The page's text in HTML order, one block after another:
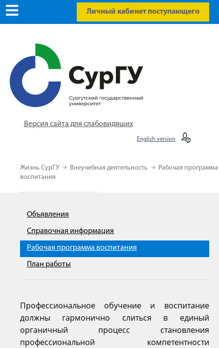
Личный кабинет поступающего
Версия сайта для слабовидящих
English version
Жизнь СурГУ Внеучебная деятельность
Рабочая программа
воспитания
Объявления
Справочная информация
Рабочая программа воспитания
План работы
Профессиональное обучение и воспитание
должны гармонично слиться в единый
органичный процесс становления
профессиональной компетентности